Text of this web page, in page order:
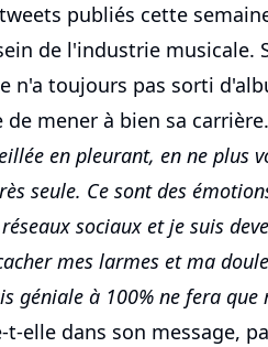
publiés cette
de l'industrie musicale.
n'a toujours pas sorti
mener à bien sa
en pleurant, en ne plus
seule. Ce sont des
sociaux et je suis
mes larmes et ma
géniale à 100% ne fera que
t-elle dans son message,